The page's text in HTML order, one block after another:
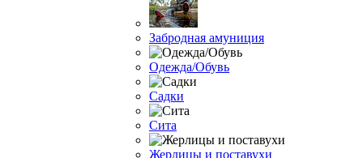
Забродная амуниция
Одежда/Обувь
Садки
Сита
Жерлицы и поставухи